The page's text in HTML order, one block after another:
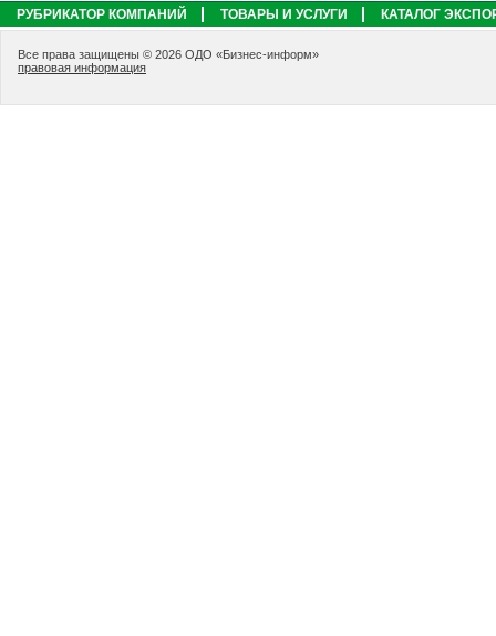
РУБРИКАТОР КОМПАНИЙ ТОВАРЫ И УСЛУГИ КАТАЛОГ
Все права защищены © 2026 ОДО «Бизнес-информ»
правовая информация